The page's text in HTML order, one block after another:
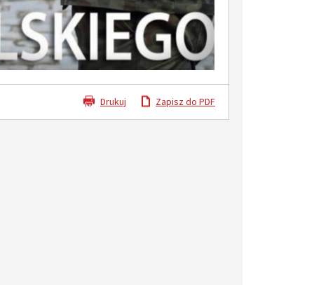
29
MAJ
18
MAJ
Drukuj Zapisz do PDF